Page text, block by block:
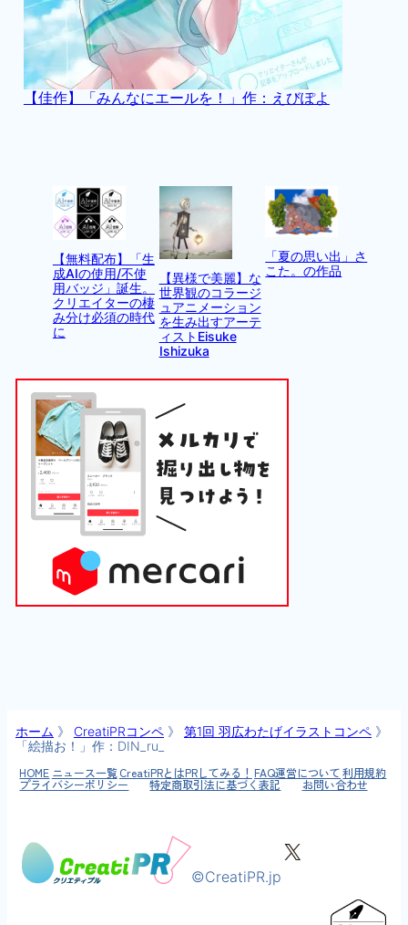
【佳作】「みんなにエールを！」作：えびぽよ
【無料配布】「生
成AIの使用/不使
用バッジ」誕生。
クリエイターの棲
み分け必須の時代
に
【異様で美麗】な
世界観のコラージ
ュアニメーション
を生み出すアーテ
ィストEisuke
Ishizuka
「夏の思い出」さ
こた。の作品
ホーム 》 CreatiPRコンペ》 第1回 羽広わたげイラストコンペ》
「絵描お！」作：DIN_ru_
HOME ニュース一覧CreatiPRとはPRしてみる！ FAQ運営について利用規約
プライバシーポリシー 特定商取引法に基づく表記 お問い合わせ
©CreatiPR.jp
X